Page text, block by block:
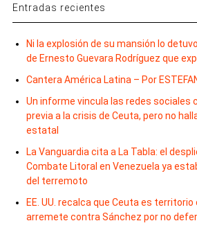
Entradas recientes
Ni la explosión de su mansión lo
de Ernesto Guevara Rodríguez que
Cantera América Latina – Por
Un informe vincula las redes sociales
previa a la crisis de Ceuta, pero no
estatal
La Vanguardia cita a La Tabla: el
Combate Litoral en Venezuela ya
del terremoto
EE. UU. recalca que Ceuta es territorio
arremete contra Sánchez por no